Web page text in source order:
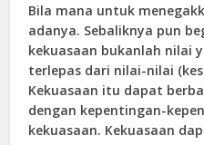
Bila mana untuk
adanya. Sebaliknya pun
kekuasaan bukanlah nilai
terlepas dari nilai-nilai
Kekuasaan itu dapat
dengan kepentingan-
kekuasaan. Kekuasaan